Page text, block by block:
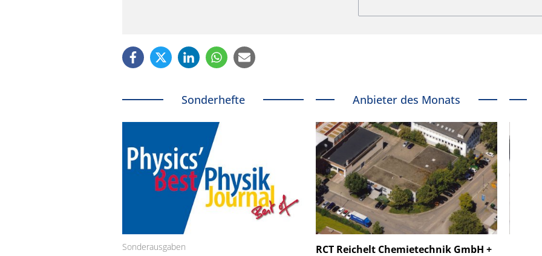
Sonderhefte
Sonderausgaben
Anbieter des Monats
RCT Reichelt Chemietechnik GmbH +
SmarAct GmbH